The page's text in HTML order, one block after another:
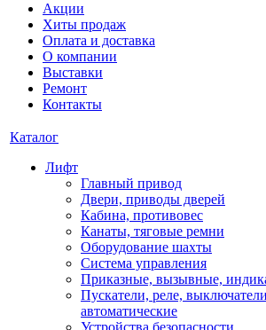
Акции
Хиты продаж
Оплата и доставка
О компании
Выставки
Ремонт
Контакты
Каталог
Лифт
Главный привод
Двери, приводы дверей
Кабина, противовес
Канаты, тяговые ремни
Оборудование шахты
Система управления
Приказные, вызывные,
Пускатели, реле, выключатели
автоматические
Устройства безопасности